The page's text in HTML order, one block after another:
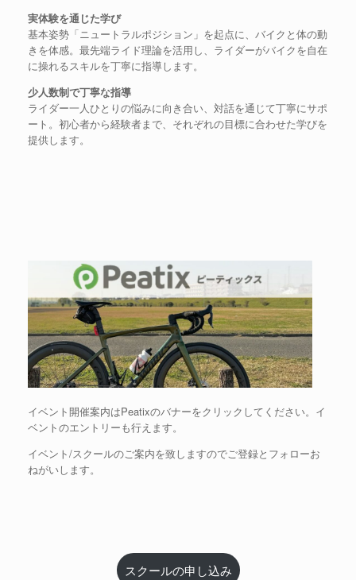
実体験を通じた学び
基本姿勢「ニュートラルポジション」を起点に、バイクと体の動
きを体感。最先端ライド理論を活用し、ライダーがバイクを自在
に操れるスキルを丁寧に指導します。
少人数制で丁寧な指導
ライダー一人ひとりの悩みに向き合い、対話を通じて丁寧にサポ
ート。初心者から経験者まで、それぞれの目標に合わせた学びを
提供します。
イベント開催案内はPeatixのバナーをクリックしてください。イ
ベントのエントリーも行えます。
イベント/スクールのご案内を致しますのでご登録とフォローお
ねがいします。
スクールの申し込み